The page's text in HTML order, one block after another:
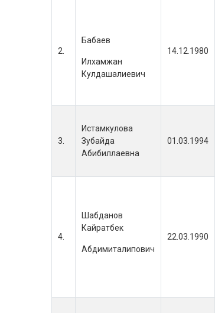
2.
Бабаев
Илхамжан
Кулдашалиевич
14.12.1980
3.
Истамкулова
Зубайда
Абибиллаевна
01.03.1994
4.
Шабданов
Кайратбек
Абдимиталипович
22.03.1990